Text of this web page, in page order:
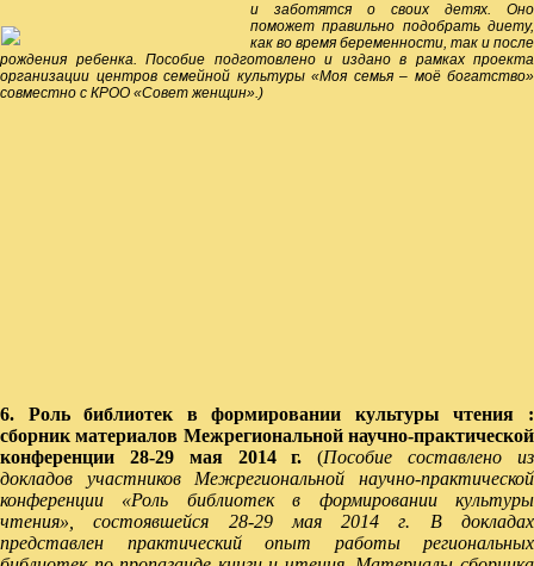
и заботятся о своих детях. Оно
поможет правильно подобрать диету,
как во время беременности, так и после
рождения ребенка. Пособие подготовлено и издано в рамках проекта
организации центров семейной культуры «Моя семья – моё богатство»
совместно с КРОО «Совет женщин».)
6. Рольбиблиотек в формировании культуры чтения :
сборник материалов Межрегиональной научно-практической
конференции 28-29 мая 2014 г.
(Пособие составлено из
докладов участников Межрегиональной научно-практической
конференции «Роль библиотек в формировании культуры
чтения», состоявшейся 28-29 мая 2014 г. В докладах
представлен практический опыт работы региональных